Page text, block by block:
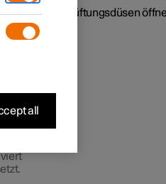
all